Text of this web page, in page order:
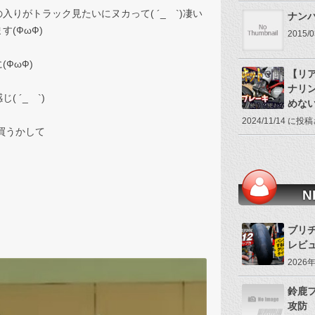
りがトラック見たいにヌカって( ´_ゝ`)凄い
す(ФωФ)
(ФωФ)
( ´_ゝ`)
うかして
ナン
2015/
【リ
ナリ
めな
2024/11/14 に投稿
ブリ
レビ
2026
鈴鹿
攻防